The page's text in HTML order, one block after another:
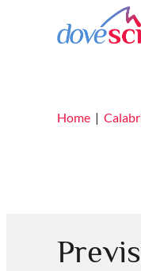
Salta al contenuto
Home